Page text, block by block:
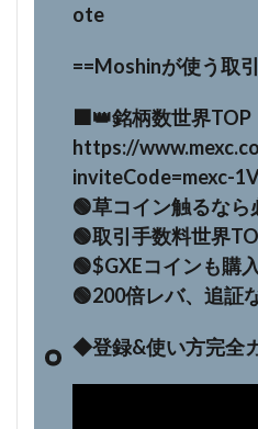
ote
==Moshinが使う取
⬛️👑銘柄数世界TOP
https://
inviteCode=mexc-
🟢草コイン触るなら
🟢取引手数料世界
🟢$GXEコインも購
🟢200倍レバ、追証
◆登録&使い方完全